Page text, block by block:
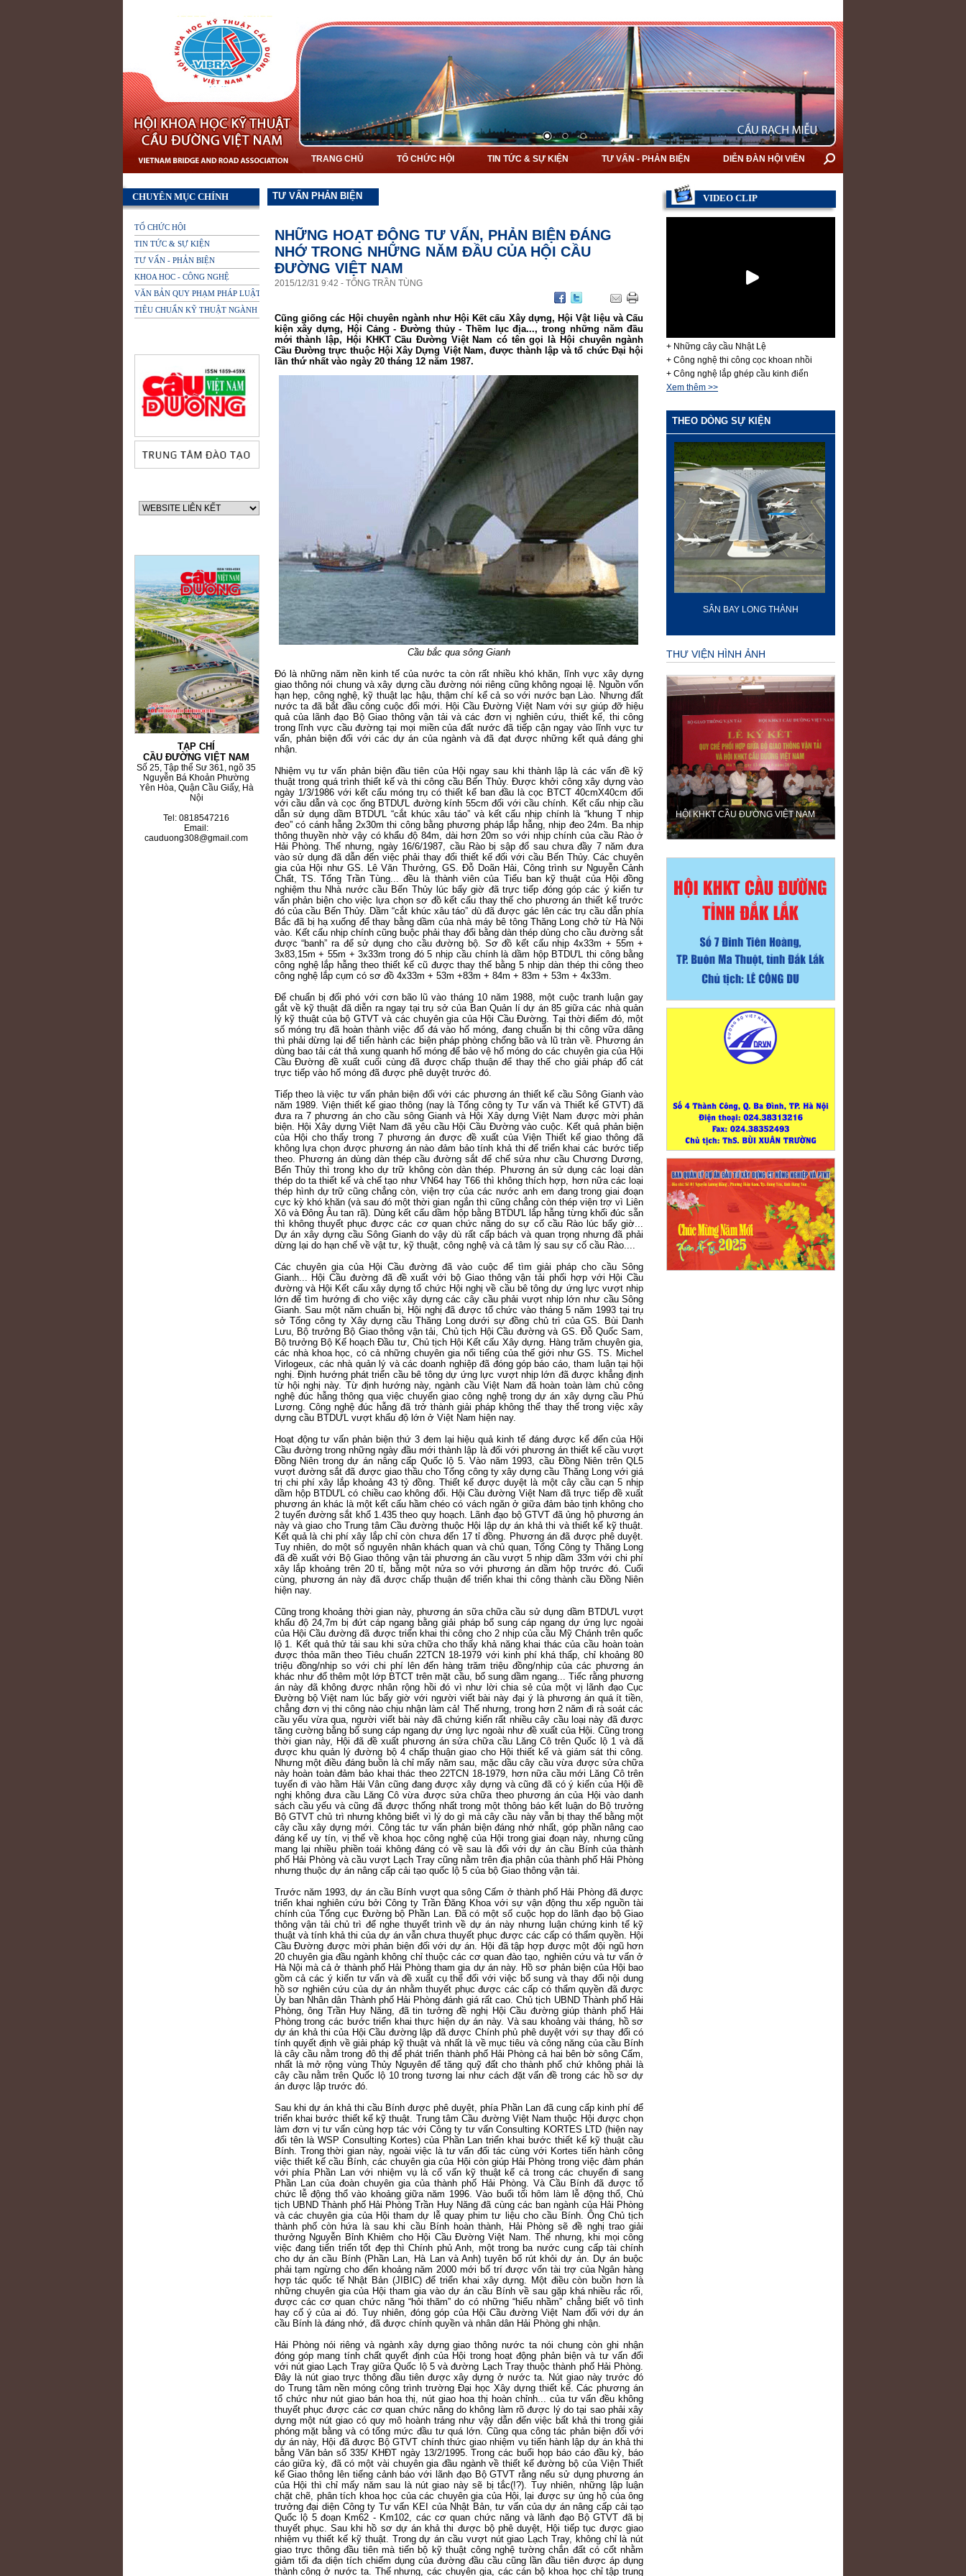
TRANG CHỦ TỔ CHỨC HỘI TIN TỨC & SỰ KIỆN TƯ VẤN - PHẢN BIỆN DIỄN ĐÀN HỘI VIÊN
CHUYÊN MỤC CHÍNH
TỔ CHỨC HỘI
TIN TỨC & SỰ KIỆN
TƯ VẤN - PHẢN BIỆN
KHOA HOC - CÔNG NGHỆ
VĂN BẢN QUY PHẠM PHÁP LUẬT
TIÊU CHUẨN KỸ THUẬT NGÀNH
TẠP CHÍ
CẦU ĐƯỜNG VIỆT NAM
Số 25, Tập thể Sư 361, ngõ 35
Nguyễn Bá Khoản Phường
Yên Hòa, Quận Cầu Giấy, Hà
Nội
Tel: 0818547216
Email:
cauduong308@gmail.com
TƯ VẤN PHẢN BIỆN
NHỮNG HOẠT ĐỘNG TƯ VẤN, PHẢN BIỆN ĐÁNG
NHỚ TRONG NHỮNG NĂM ĐẦU CỦA HỘI CẦU
ĐƯỜNG VIỆT NAM
2015/12/31 9:42 - TỐNG TRẦN TÙNG
Cũng giống các Hội chuyên ngành như Hội Kết cấu Xây dựng, Hội Vật liệu và Cấu
kiện xây dựng, Hội Cảng - Đường thủy - Thềm lục địa..., trong những năm đầu
mới thành lập, Hội KHKT Cầu Đường Việt Nam có tên gọi là Hội chuyên ngành
Cầu Đường trực thuộc Hội Xây Dựng Việt Nam, được thành lập và tổ chức Đại hội
lần thứ nhất vào ngày 20 tháng 12 năm 1987.
Cầu bắc qua sông Gianh
Đó là những năm nền kinh tế của nước ta còn rất nhiều khó khăn, lĩnh vực xây dựng
giao thông nói chung và xây dựng cầu đường nói riêng cũng không ngoại lệ. Nguồn vốn
hạn hẹp, công nghệ, kỹ thuật lạc hậu, thậm chí kể cả so với nước bạn Lào. Nhưng đất
nước ta đã bắt đầu công cuộc đổi mới. Hội Cầu Đường Việt Nam với sự giúp đỡ hiệu
quả của lãnh đạo Bộ Giao thông vận tải và các đơn vị nghiên cứu, thiết kế, thi công
trong lĩnh vực cầu đường tại mọi miền của đất nước đã tiếp cận ngay vào lĩnh vực tư
vấn, phản biện đối với các dự án của ngành và đã đạt được những kết quả đáng ghi
nhận.
Nhiệm vụ tư vấn phản biện đầu tiên của Hội ngay sau khi thành lập là các vấn đề kỹ
thuật trong quá trình thiết kế và thi công cầu Bến Thủy. Được khởi công xây dựng vào
ngày 1/3/1986 với kết cấu móng trụ có thiết kế ban đầu là cọc BTCT 40cmX40cm đối
với cầu dẫn và cọc ống BTDƯL đường kính 55cm đối với cầu chính. Kết cấu nhịp cầu
dẫn sử dụng dầm BTDƯL “cắt khúc xâu táo” và kết cấu nhịp chính là “khung T nhịp
đeo” có cánh hẫng 2x30m thi công bằng phương pháp lắp hẫng, nhịp đeo 24m. Ba nhịp
thông thuyền nhờ vậy có khẩu độ 84m, dài hơn 20m so với nhịp chính của cầu Rào ở
Hải Phòng. Thế nhưng, ngày 16/6/1987, cầu Rào bị sập đổ sau chưa đầy 7 năm đưa
vào sử dụng đã dẫn đến việc phải thay đổi thiết kế đối với cầu Bến Thủy. Các chuyên
gia của Hội như GS. Lê Văn Thưởng, GS. Đỗ Doãn Hải, Công trình sư Nguyễn Cảnh
Chất, TS. Tống Trần Tùng... đều là thành viên của Tiểu ban kỹ thuật của Hội đồng
nghiệm thu Nhà nước cầu Bến Thủy lúc bấy giờ đã trực tiếp đóng góp các ý kiến tư
vấn phản biện cho việc lựa chọn sơ đồ kết cấu thay thế cho phương án thiết kế trước
đó của cầu Bến Thủy. Dầm “cắt khúc xâu táo” dù đã được gác lên các trụ cầu dẫn phía
Bắc đã bị hạ xuống để thay bằng dầm của nhà máy bê tông Thăng Long chở từ Hà Nội
vào. Kết cấu nhịp chính cũng buộc phải thay đổi bằng dàn thép dùng cho cầu đường sắt
được “banh” ra để sử dụng cho cầu đường bộ. Sơ đồ kết cấu nhịp 4x33m + 55m +
3x83,15m + 55m + 3x33m trong đó 5 nhịp cầu chính là dầm hộp BTDƯL thi công bằng
công nghệ lắp hẫng theo thiết kế cũ được thay thế bằng 5 nhịp dàn thép thi công theo
công nghệ lắp cụm có sơ đồ 4x33m + 53m +83m + 84m + 83m + 53m + 4x33m.
Để chuẩn bị đối phó với cơn bão lũ vào tháng 10 năm 1988, một cuộc tranh luận gay
gắt về kỹ thuật đã diễn ra ngay tại trụ sở của Ban Quản lí dự án 85 giữa các nhà quản
lý kỹ thuật của bộ GTVT và các chuyên gia của Hội Cầu Đường. Tại thời điểm đó, một
số móng trụ đã hoàn thành việc đổ đá vào hố móng, đang chuẩn bị thi công vữa dâng
thì phải dừng lại để tiến hành các biện pháp phòng chống bão và lũ tràn về. Phương án
dùng bao tải cát thả xung quanh hố móng để bảo vệ hố móng do các chuyên gia của Hội
Cầu Đường đề xuất cuối cùng đã được chấp thuận để thay thế cho giải pháp đổ cát
trực tiếp vào hố móng đã được phê duyệt trước đó.
Tiếp theo là việc tư vấn phản biện đối với các phương án thiết kế cầu Sông Gianh vào
năm 1989. Viện thiết kế giao thông (nay là Tổng công ty Tư vấn và Thiết kế GTVT) đã
đưa ra 7 phương án cho cầu sông Gianh và Hội Xây dựng Việt Nam được mời phản
biện. Hội Xây dựng Việt Nam đã yêu cầu Hội Cầu Đường vào cuộc. Kết quả phản biện
của Hội cho thấy trong 7 phương án được đề xuất của Viện Thiết kế giao thông đã
không lựa chọn được phương án nào đảm bảo tính khả thi để triển khai các bước tiếp
theo. Phương án dùng dàn thép cầu đường sắt để chế sửa như cầu Chương Dương,
Bến Thủy thì trong kho dự trữ không còn dàn thép. Phương án sử dụng các loại dàn
thép do ta thiết kế và chế tạo như VN64 hay T66 thì không thích hợp, hơn nữa các loại
thép hình dự trữ cũng chẳng còn, viện trợ của các nước anh em đang trong giai đoạn
cực kỳ khó khăn (và sau đó một thời gian ngắn thì cũng chẳng còn thép viện trợ vì Liên
Xô và Đông Âu tan rã). Dùng kết cấu dầm hộp bằng BTDƯL lắp hẫng từng khối đúc sẵn
thì không thuyết phục được các cơ quan chức năng do sự cố cầu Rào lúc bấy giờ...
Dự án xây dựng cầu Sông Gianh do vậy dù rất cấp bách và quan trọng nhưng đã phải
dừng lại do hạn chế về vật tư, kỹ thuật, công nghệ và cả tâm lý sau sự cố cầu Rào....
Các chuyên gia của Hội Cầu đường đã vào cuộc để tìm giải pháp cho cầu Sông
Gianh... Hội Cầu đường đã đề xuất với bộ Giao thông vận tải phối hợp với Hội Cầu
đường và Hội Kết cấu xây dựng tổ chức Hội nghị về cầu bê tông dự ứng lực vượt nhịp
lớn để tìm hướng đi cho việc xây dựng các cây cầu phải vượt nhịp lớn như cầu Sông
Gianh. Sau một năm chuẩn bị, Hội nghị đã được tổ chức vào tháng 5 năm 1993 tại trụ
sở Tổng công ty Xây dựng cầu Thăng Long dưới sự đồng chủ trì của GS. Bùi Danh
Lưu, Bộ trưởng Bộ Giao thông vận tải, Chủ tịch Hội Cầu đường và GS. Đỗ Quốc Sam,
Bộ trưởng Bộ Kế hoạch Đầu tư, Chủ tịch Hội Kết cấu Xây dựng. Hàng trăm chuyên gia,
các nhà khoa học, có cả những chuyên gia nổi tiếng của thế giới như GS. TS. Michel
Virlogeux, các nhà quản lý và các doanh nghiệp đã đóng góp báo cáo, tham luận tại hội
nghị. Định hướng phát triển cầu bê tông dự ứng lực vượt nhịp lớn đã được khẳng định
từ hội nghị này. Từ định hướng này, ngành cầu Việt Nam đã hoàn toàn làm chủ công
nghệ đúc hẫng thông qua việc chuyển giao công nghệ trong dự án xây dựng cầu Phú
Lương. Công nghệ đúc hẫng đã trở thành giải pháp không thể thay thế trong việc xây
dựng cầu BTDƯL vượt khẩu độ lớn ở Việt Nam hiện nay.
Hoạt động tư vấn phản biện thứ 3 đem lại hiệu quả kinh tế đáng được kể đến của Hội
Cầu đường trong những ngày đầu mới thành lập là đối với phương án thiết kế cầu vượt
Đồng Niên trong dự án nâng cấp Quốc lộ 5. Vào năm 1993, cầu Đồng Niên trên QL5
vượt đường sắt đã được giao thầu cho Tổng công ty xây dựng cầu Thăng Long với giá
trị chi phí xây lắp khoảng 43 tỷ đồng. Thiết kế được duyệt là một cây cầu cạn 5 nhịp
dầm hộp BTDƯL có chiều cao không đổi. Hội Cầu đường Việt Nam đã trực tiếp đề xuất
phương án khác là một kết cấu hầm chéo có vách ngăn ở giữa đảm bảo tịnh không cho
2 tuyến đường sắt khổ 1.435 theo quy hoạch. Lãnh đạo bộ GTVT đã ủng hộ phương án
này và giao cho Trung tâm Cầu đường thuộc Hội lập dự án khả thi và thiết kế kỹ thuật.
Kết quả là chi phí xây lắp chỉ còn chưa đến 17 tỉ đồng. Phương án đã được phê duyệt.
Tuy nhiên, do một số nguyên nhân khách quan và chủ quan, Tổng Công ty Thăng Long
đã đề xuất với Bộ Giao thông vận tải phương án cầu vượt 5 nhịp dầm 33m với chi phí
xây lắp khoảng trên 20 tỉ, bằng một nửa so với phương án dầm hộp trước đó. Cuối
cùng, phương án này đã được chấp thuận để triển khai thi công thành cầu Đồng Niên
hiện nay.
Cũng trong khoảng thời gian này, phương án sữa chữa cầu sử dụng dầm BTDƯL vượt
khẩu độ 24,7m bị đứt cáp ngang bằng giải pháp bổ sung cáp ngang dự ứng lực ngoài
của Hội Cầu đường đã được triển khai thi công cho 2 nhịp của cầu Mỹ Chánh trên quốc
lộ 1. Kết quả thử tải sau khi sửa chữa cho thấy khả năng khai thác của cầu hoàn toàn
được thỏa mãn theo Tiêu chuẩn 22TCN 18-1979 với kinh phí khá thấp, chỉ khoảng 80
triệu đồng/nhịp so với chi phí lên đến hàng trăm triệu đồng/nhịp của các phương án
khác như đổ thêm một lớp BTCT trên mặt cầu, bổ sung dầm ngang... Tiếc rằng phương
án này đã không được nhân rộng hồi đó vì như lời chia sẻ của một vị lãnh đạo Cục
Đường bộ Việt nam lúc bấy giờ với người viết bài này đại ý là phương án quá ít tiền,
chẳng đơn vị thi công nào chịu nhận làm cả! Thế nhưng, trong hơn 2 năm đi rà soát các
cầu yếu vừa qua, người viết bài này đã chứng kiến rất nhiều cây cầu loại này đã được
tăng cường bằng bổ sung cáp ngang dự ứng lực ngoài như đề xuất của Hội. Cũng trong
thời gian này, Hội đã đề xuất phương án sửa chữa cầu Lăng Cô trên Quốc lộ 1 và đã
được khu quản lý đường bộ 4 chấp thuận giao cho Hội thiết kế và giám sát thi công.
Nhưng một điều đáng buồn là chỉ mấy năm sau, mặc dầu cây cầu vừa được sửa chữa
này hoàn toàn đảm bảo khai thác theo 22TCN 18-1979, hơn nữa cầu mới Lăng Cô trên
tuyến đi vào hầm Hải Vân cũng đang được xây dựng và cũng đã có ý kiến của Hội đề
nghị không đưa cầu Lăng Cô vừa được sửa chữa theo phương án của Hội vào danh
sách cầu yếu và cũng đã được thống nhất trong một thông báo kết luận do Bộ trưởng
Bộ GTVT chủ trì nhưng không biết vì lý do gì mà cây cầu này vẫn bị thay thế bằng một
cây cầu xây dựng mới. Công tác tư vấn phản biện đáng nhớ nhất, góp phần nâng cao
đáng kể uy tín, vị thế về khoa học công nghệ của Hội trong giai đoạn này, nhưng cũng
mang lại nhiều phiền toái không đáng có về sau là đối với dự án cầu Bính của thành
phố Hải Phòng và cầu vượt Lạch Tray cũng nằm trên địa phận của thành phố Hải Phòng
nhưng thuộc dự án nâng cấp cải tạo quốc lộ 5 của bộ Giao thông vận tải.
Trước năm 1993, dự án cầu Bính vượt qua sông Cấm ở thành phố Hải Phòng đã được
triển khai nghiên cứu bởi Công ty Trần Đăng Khoa với sự vận động thu xếp nguồn tài
chính của Tổng cục Đường bộ Phần Lan. Đã có một số cuộc họp do lãnh đạo bộ Giao
thông vận tải chủ trì để nghe thuyết trình về dự án này nhưng luận chứng kinh tế kỹ
thuật và tính khả thi của dự án vẫn chưa thuyết phục được các cấp có thẩm quyền. Hội
Cầu Đường được mời phản biện đối với dự án. Hội đã tập hợp được một đội ngũ hơn
20 chuyên gia đầu ngành không chỉ thuộc các cơ quan đào tạo, nghiên cứu và tư vấn ở
Hà Nội mà cả ở thành phố Hải Phòng tham gia dự án này. Hồ sơ phản biện của Hội bao
gồm cả các ý kiến tư vấn và đề xuất cụ thể đối với việc bổ sung và thay đổi nội dung
hồ sơ nghiên cứu của dự án nhằm thuyết phục được các cấp có thẩm quyền đã được
Ủy ban Nhân dân Thành phố Hải Phòng đánh giá rất cao. Chủ tịch UBND Thành phố Hải
Phòng, ông Trần Huy Năng, đã tin tưởng đề nghị Hội Cầu đường giúp thành phố Hải
Phòng trong các bước triển khai thực hiện dự án này. Và sau khoảng vài tháng, hồ sơ
dự án khả thi của Hội Cầu đường lập đã được Chính phủ phê duyệt với sự thay đổi có
tính quyết định về giải pháp kỹ thuật và nhất là về mục tiêu và công năng của cầu Bính
là cây cầu nằm trong đô thị để phát triển thành phố Hải Phòng cả hai bên bờ sông Cấm,
nhất là mở rộng vùng Thủy Nguyên để tăng quỹ đất cho thành phố chứ không phải là
cây cầu nằm trên Quốc lộ 10 trong tương lai như cách đặt vấn đề trong các hồ sơ dự
án được lập trước đó.
Sau khi dự án khả thi cầu Bính được phê duyệt, phía Phần Lan đã cung cấp kinh phí để
triển khai bước thiết kế kỹ thuật. Trung tâm Cầu đường Việt Nam thuộc Hội được chọn
làm đơn vị tư vấn cùng hợp tác với Công ty tư vấn Consulting KORTES LTD (hiện nay
đổi tên là WSP Consulting Kortes) của Phần Lan triển khai bước thiết kế kỹ thuật cầu
Bính. Trong thời gian này, ngoài việc là tư vấn đối tác cùng với Kortes tiến hành công
việc thiết kế cầu Bính, các chuyên gia của Hội còn giúp Hải Phòng trong việc đàm phán
với phía Phần Lan với nhiệm vụ là cố vấn kỹ thuật kể cả trong các chuyến đi sang
Phần Lan của đoàn chuyên gia của thành phố Hải Phòng. Và Cầu Bính đã được tổ
chức lễ động thổ vào khoảng giữa năm 1996. Vào buổi tối hôm làm lễ động thổ, Chủ
tịch UBND Thành phố Hải Phòng Trần Huy Năng đã cùng các ban ngành của Hải Phòng
và các chuyên gia của Hội tham dự lễ quay phim tư liệu cho cầu Bính. Ông Chủ tịch
thành phố còn hứa là sau khi cầu Bính hoàn thành, Hải Phòng sẽ đề nghị trao giải
thưởng Nguyễn Bỉnh Khiêm cho Hội Cầu Đường Việt Nam. Thế nhưng, khi mọi công
việc đang tiến triển tốt đẹp thì Chính phủ Anh, một trong ba nước cung cấp tài chính
cho dự án cầu Bính (Phần Lan, Hà Lan và Anh) tuyên bố rút khỏi dự án. Dự án buộc
phải tạm ngừng cho đến khoảng năm 2000 mới bố trí được vốn tài trợ của Ngân hàng
hợp tác quốc tế Nhật Bản (JIBIC) để triển khai xây dựng. Một điều còn buồn hơn là
những chuyên gia của Hội tham gia vào dự án cầu Bính về sau gặp khá nhiều rắc rối,
được các cơ quan chức năng “hỏi thăm” do có những “hiểu nhầm” chẳng biết vô tình
hay cố ý của ai đó. Tuy nhiên, đóng góp của Hội Cầu đường Việt Nam đối với dự án
cầu Bính là đáng nhớ, đã được chính quyền và nhân dân Hải Phòng ghi nhận.
Hải Phòng nói riêng và ngành xây dựng giao thông nước ta nói chung còn ghi nhận
đóng góp mang tính chất quyết định của Hội trong hoạt động phản biện và tư vấn đối
với nút giao Lạch Tray giữa Quốc lộ 5 và đường Lạch Tray thuộc thành phố Hải Phòng.
Đây là nút giao trực thông đầu tiên được xây dựng ở nước ta. Nút giao này trước đó
do Trung tâm nền móng công trình trường Đại học Xây dựng thiết kế. Các phương án
tổ chức như nút giao bán hoa thị, nút giao hoa thị hoàn chỉnh... của tư vấn đều không
thuyết phục được các cơ quan chức năng do không làm rõ được lý do tại sao phải xây
dựng một nút giao có quy mô hoành tráng như vậy dẫn đến việc bất khả thi trong giải
phóng mặt bằng và có tổng mức đầu tư quá lớn. Cũng qua công tác phản biện đối với
dự án này, Hội đã được Bộ GTVT chính thức giao nhiệm vụ tiến hành lập dự án khả thi
bằng Văn bản số 335/ KHĐT ngày 13/2/1995. Trong các buổi họp báo cáo đầu kỳ, báo
cáo giữa kỳ, đã có một vài chuyên gia đầu ngành về thiết kế đường bộ của Viện Thiết
kế Giao thông lên tiếng cảnh báo với lãnh đạo Bộ GTVT rằng nếu sử dụng phương án
của Hội thì chỉ mấy năm sau là nút giao này sẽ bị tắc(!?). Tuy nhiên, những lập luận
chặt chẽ, phân tích khoa học của các chuyên gia của Hội, lại được sự ủng hộ của ông
trưởng đại diện Công ty Tư vấn KEI của Nhật Bản, tư vấn của dự án nâng cấp cải tạo
Quốc lộ 5 đoạn Km62 - Km102, các cơ quan chức năng và lãnh đạo Bộ GTVT đã bị
thuyết phục. Sau khi hồ sơ dự án khả thi được bộ phê duyệt, Hội tiếp tục được giao
nhiệm vụ thiết kế kỹ thuật. Trong dự án cầu vượt nút giao Lạch Tray, không chỉ là nút
giao trực thông đầu tiên mà tiến bộ kỹ thuật công nghệ tường chắn đất có cốt nhằm
giảm tối đa diện tích chiếm dụng của đường đầu cầu cũng lần đầu tiên được áp dụng
thành công ở nước ta. Thế nhưng, các chuyên gia, các cán bộ khoa học chỉ tập trung
VIDEO CLIP
+ Những cây cầu Nhật Lệ
+ Công nghệ thi công cọc khoan nhồi
+ Công nghệ lắp ghép cầu kinh điển
Xem thêm >>
THEO DÒNG SỰ KIỆN
60 NĂM ĐIỆN BIÊN PHỦ
70 NĂM GTVT VIỆT NAM (1945 -
SÂN BAY LONG THÀNH
THƯ VIỆN HÌNH ẢNH
HỘI KHKT CẦU ĐƯỜNG VIỆT NAM